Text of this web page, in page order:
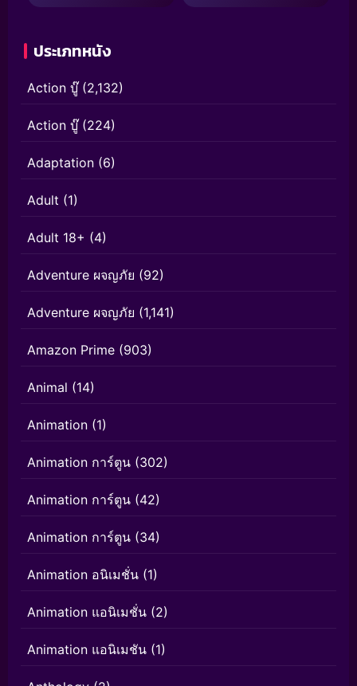
ประเภทหนัง
Action บู๊(2,132)
Action บู๊(224)
Adaptation (6)
Adult (1)
Adult 18+ (4)
Adventure ผจญภัย (92)
Adventure ผจญภัย (1,141)
Amazon Prime (903)
Animal (14)
Animation (1)
Animation การ์ตูน (302)
Animation การ์ตูน (42)
Animation การ์ตูน (34)
Animation อนิเมชั่น (1)
Animation แอนิเมชั่น (2)
Animation แอนิเมชัน (1)